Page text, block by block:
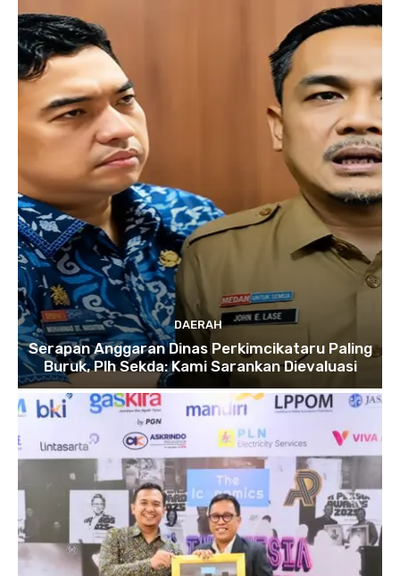
DAERAH
Serapan Anggaran Dinas Perkimcikataru Paling
Buruk, Plh Sekda: Kami Sarankan Dievaluasi